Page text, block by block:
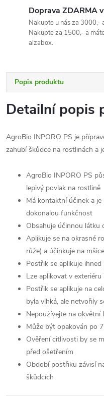
Doprava ZDARMA
Nakupte u nás za 3000,-
Nakupte za 1500,- a
alzabox.
Popis produktu
Detailní popis
AgroBio INPORO PS je
zahubí škůdce na rostlinách a
AgroBio INPORO PS
lepivý povlak na rostlině
Má kontaktní účinek a
dokonalou funkčnost
Obsahuje účinnou látku
Aplikuje se na okrasné
růže) a účinkuje na
Postřik se aplikuje
Lze aplikovat v
Postřik se aplikuje na
byla vlhká, ale netvořily
Nepoužívejte na okvětní
Může být opakován po
Ověření citlivosti by se
před ošetřením
Období postřiku závisí
škůdcích